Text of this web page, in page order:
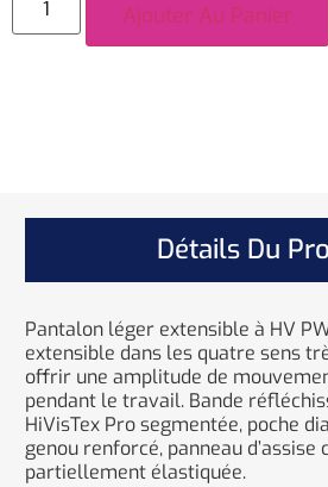
Ajouter Au Panier
Détails Du
Pantalon léger extensible à HV
extensible dans les quatre sens
offrir une amplitude de
pendant le travail. Bande
HiVisTex Pro segmentée, poche
genou renforcé, panneau
partiellement élastiquée.